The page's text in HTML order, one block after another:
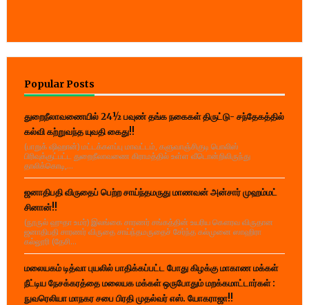
Popular Posts
துறைநீலாவணையில் 24½ பவுண் தங்க நகைகள் திருட்டு- சந்தேகத்தில்
கல்வி கற்றுவந்த யுவதி கைது!!
(பாறுக் ஷிஹான்) மட்டக்களப்பு மாவட்டம், களுவாஞ்சிகுடி பொலிஸ்
பிரிவுக்குட்பட்ட துறைநீலாவணை கிராமத்தில் உள்ள வீடொன்றிலிருந்து
தாலிக்கொடி,...
ஜனாதிபதி விருதைப் பெற்ற சாய்ந்தமருது மாணவன் அன்சார் முஹம்மட்
சினான்!!
(நூருல் ஹுதா உமர்) இலங்கை சாரணர் சங்கத்தின் உயரிய கௌரவ விருதான
ஜனாதிபதி சாரணர் விருதை சாய்ந்தமருதைச் சேர்ந்த கல்முனை ஸாஹிரா
கல்லூரி (தேசி...
மலையகம் டித்வா புயலில் பாதிக்கப்பட்ட போது கிழக்கு மாகாண மக்கள்
நீட்டிய நேசக்கரத்தை மலையக மக்கள் ஒருபோதும் மறக்கமாட்டார்கள் :
நுவரெலியா மாநகர சபை பிரதி முதல்வர் எஸ். யோகராஜா!!